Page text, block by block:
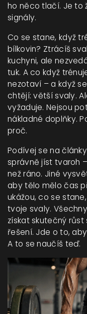
ho něco tlačí. Je to
signály.
Co se stane, když
bílkovin? Ztrácíš
kuchyni, ale
tuk. A co když
nezotaví – a když
chtějí: větší svaly.
vyžaduje. Nejsou
nákladné doplňky.
proč.
Podívej se na
správně jíst tvaroh
než ráno. Jiné
aby tělo mělo čas
ukážou, co se
tvoje svaly.
získat skutečný
řešení. Jde o to,
A to se naučíš teď.